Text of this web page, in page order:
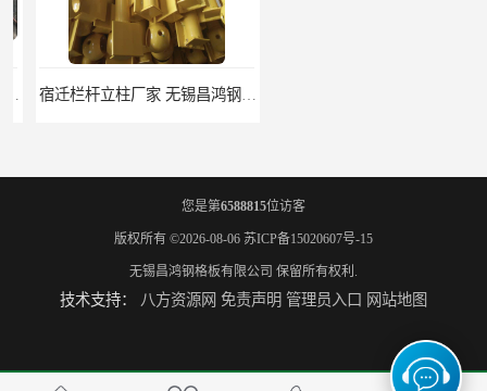
宿迁栏杆立柱厂家 无锡昌鸿钢格板有限公司
锡林郭勒盟钢格栅踏步板 无锡昌鸿钢格板有限公司 吉安插接钢格板 无锡昌鸿钢格板有限公司
您是第6588815位访客
版权所有 ©2026-08-06 苏ICP备15020607号-15
无锡昌鸿钢格板有限公司 保留所有权利.
技术支持： 八方资源网 免责声明 管理员入口 网站地图